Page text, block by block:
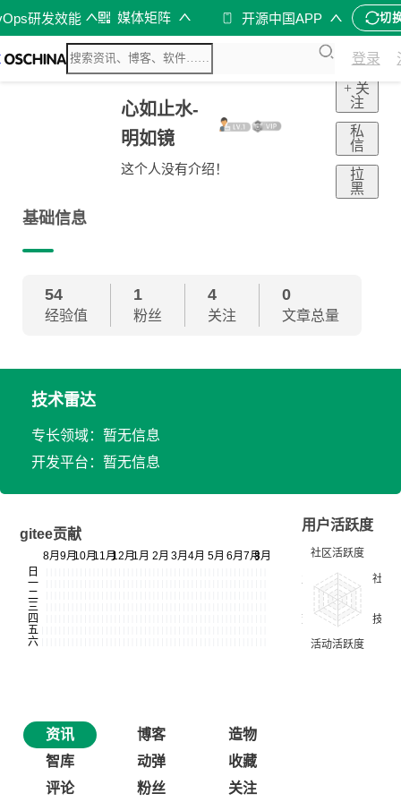
研发效能 媒体矩阵 开源中国APP 切
登录
心如止水-
明如镜
这个人没有介绍！
+ 关
注
私
信
拉
黑
基础信息
54
经验值
1
粉丝
4
关注
0
文章总量
技术雷达
专长领域：暂无信息
开发平台：暂无信息
gitee贡献
用户活跃度
资讯 博客
造物
智库
动弹
收藏
评论
粉丝 关注